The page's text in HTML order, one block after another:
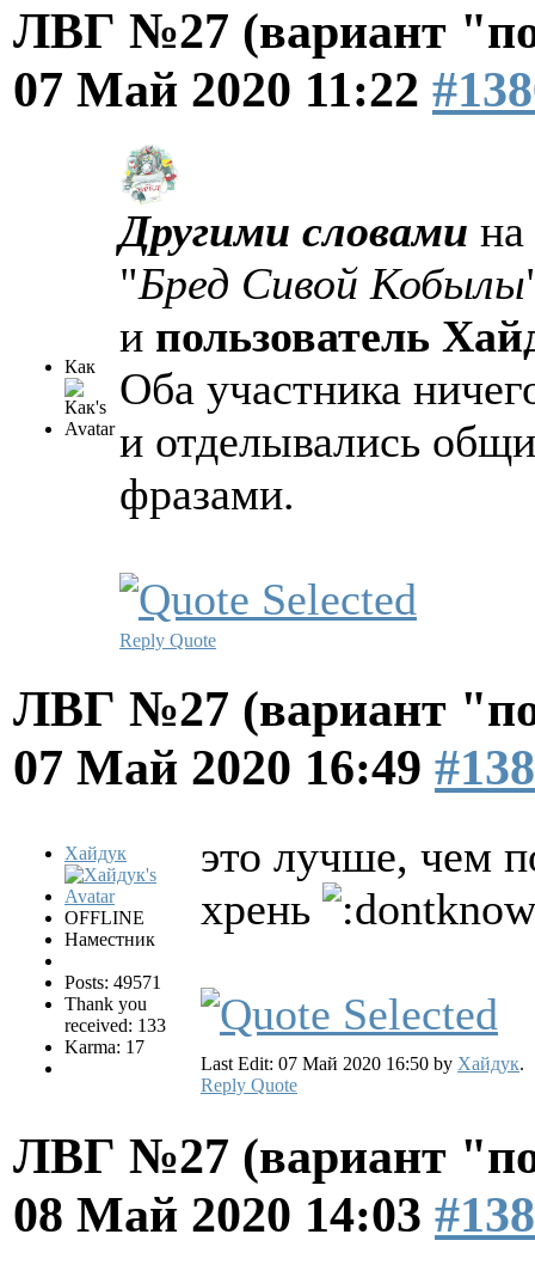
ЛВГ №27 (вариант
07 Май 2020 11:22
Как
Другими словами
"Бред Сивой Кобылы
и пользователь
Оба участника
и отделывались
фразами.
Reply Quote
ЛВГ №27 (вариант
07 Май 2020 16:49
Хайдук
OFFLINE
Наместник
Posts: 49571
Thank you
received: 133
Karma: 17
это лучше, чем
хрень
Last Edit: 07 Май 2020 16:50 by Хайдук.
Reply Quote
ЛВГ №27 (вариант
08 Май 2020 14:03